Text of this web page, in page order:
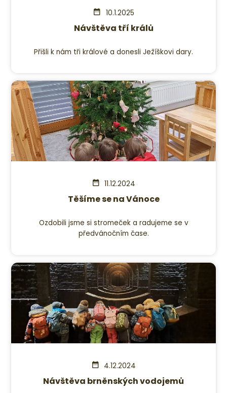
10.1.2025
Návštěva tří králů
Přišli k nám tři králové a donesli Ježíškovi dary.
11.12.2024
Těšíme se na Vánoce
Ozdobili jsme si stromeček a radujeme se v
předvánočním čase.
4.12.2024
Návštěva brněnských vodojemů